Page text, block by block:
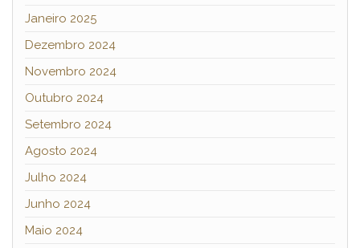
Janeiro 2025
Dezembro 2024
Novembro 2024
Outubro 2024
Setembro 2024
Agosto 2024
Julho 2024
Junho 2024
Maio 2024